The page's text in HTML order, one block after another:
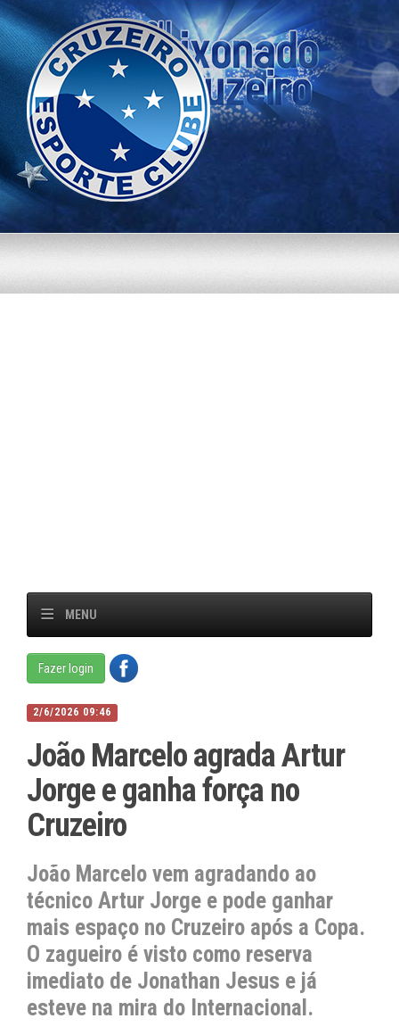
MENU
Fazer login
2/6/2026 09:46
João Marcelo agrada Artur
Jorge e ganha força no
Cruzeiro
João Marcelo vem agradando ao
técnico Artur Jorge e pode ganhar
mais espaço no Cruzeiro após a Copa.
O zagueiro é visto como reserva
imediato de Jonathan Jesus e já
esteve na mira do Internacional.